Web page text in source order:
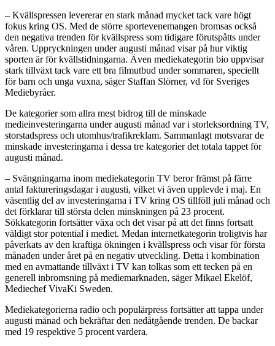
– Kvällspressen levererar en stark månad mycket tack vare högt
fokus kring OS. Med de större sportevenemangen bromsas också
den negativa trenden för kvällspress som tidigare förutspåtts under
våren. Uppryckningen under augusti månad visar på hur viktig
sporten är för kvällstidningarna. Även mediekategorin bio uppvisar
stark tillväxt tack vare ett bra filmutbud under sommaren, speciellt
för barn och unga vuxna, säger Staffan Slörner, vd för Sveriges
Mediebyråer.
De kategorier som allra mest bidrog till de minskade
medieinvesteringarna under augusti månad var i storleksordning TV,
storstadspress och utomhus/trafikreklam. Sammanlagt motsvarar de
minskade investeringarna i dessa tre kategorier det totala tappet för
augusti månad.
– Svängningarna inom mediekategorin TV beror främst på färre
antal faktureringsdagar i augusti, vilket vi även upplevde i maj. En
väsentlig del av investeringarna i TV kring OS tillföll juli månad och
det förklarar till största delen minskningen på 23 procent.
Sökkategorin fortsätter växa och det visar på att det finns fortsatt
väldigt stor potential i mediet. Medan internetkategorin troligtvis har
påverkats av den kraftiga ökningen i kvällspress och visar för första
månaden under året på en negativ utveckling. Detta i kombination
med en avmattande tillväxt i TV kan tolkas som ett tecken på en
generell inbromsning på mediemarknaden, säger Mikael Ekelöf,
Mediechef VivaKi Sweden.
Mediekategorierna radio och populärpress fortsätter att tappa under
augusti månad och bekräftar den nedåtgående trenden. De backar
med 19 respektive 5 procent vardera.